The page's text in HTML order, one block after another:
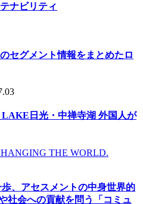
ナビリティ
セグメント情報をまとめたロ
日光・中禅寺湖 外国人が
THE WORLD.
歩、アセスメントの中身世界的
社会への貢献を問う「コミュ